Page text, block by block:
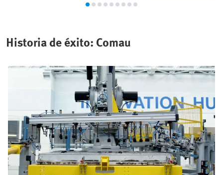
Historia de éxito: Comau